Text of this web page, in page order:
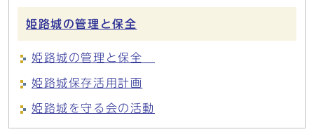
姫路城の管理と保全
姫路城の管理と保全
姫路城保存活用計画
姫路城を守る会の活動